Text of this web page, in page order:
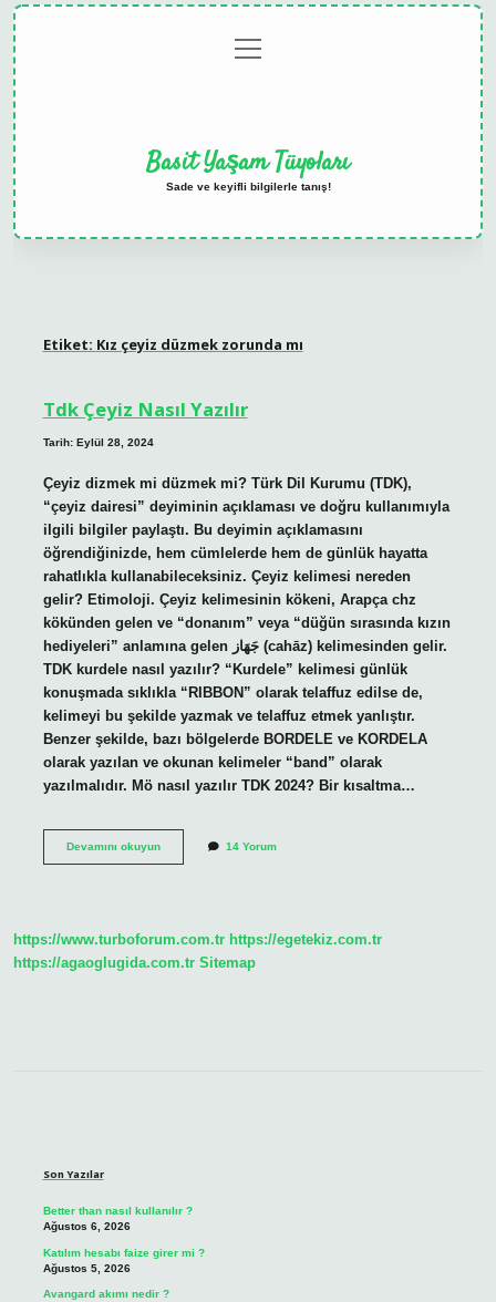
menüyü
aç
Basit Yaşam Tüyoları
Sade ve keyifli bilgilerle tanış!
Etiket: Kız çeyiz düzmek zorunda mı
Tdk Çeyiz Nasıl Yazılır
Tarih: Eylül 28, 2024
Çeyiz dizmek mi düzmek mi? Türk Dil Kurumu (TDK),
“çeyiz dairesi” deyiminin açıklaması ve doğru kullanımıyla
ilgili bilgiler paylaştı. Bu deyimin açıklamasını
öğrendiğinizde, hem cümlelerde hem de günlük hayatta
rahatlıkla kullanabileceksiniz. Çeyiz kelimesi nereden
gelir? Etimoloji. Çeyiz kelimesinin kökeni, Arapça chz
kökünden gelen ve “donanım” veya “düğün sırasında kızın
hediyeleri” anlamına gelen جَهَاز (cahāz) kelimesinden gelir.
TDK kurdele nasıl yazılır? “Kurdele” kelimesi günlük
konuşmada sıklıkla “RIBBON” olarak telaffuz edilse de,
kelimeyi bu şekilde yazmak ve telaffuz etmek yanlıştır.
Benzer şekilde, bazı bölgelerde BORDELE ve KORDELA
olarak yazılan ve okunan kelimeler “band” olarak
yazılmalıdır. Mö nasıl yazılır TDK 2024? Bir kısaltma…
Devamını okuyunTdk
14 Yorum
https://www.turboforum.com.tr https://egetekiz.com.tr
https://agaoglugida.com.tr Sitemap
Son Yazılar
Better than nasıl kullanılır ?
Ağustos 6, 2026
Katılım hesabı faize girer mi ?
Ağustos 5, 2026
Avangard akımı nedir ?